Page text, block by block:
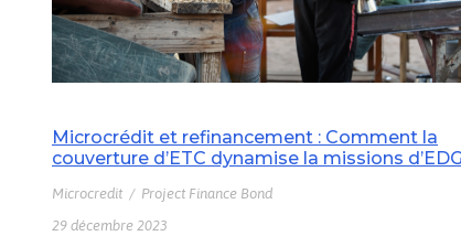
Microcrédit et refinancement : Comment la
couverture d’ETC dynamise la missions d’EDG
Microcredit / Project Finance Bond
29 décembre 2023